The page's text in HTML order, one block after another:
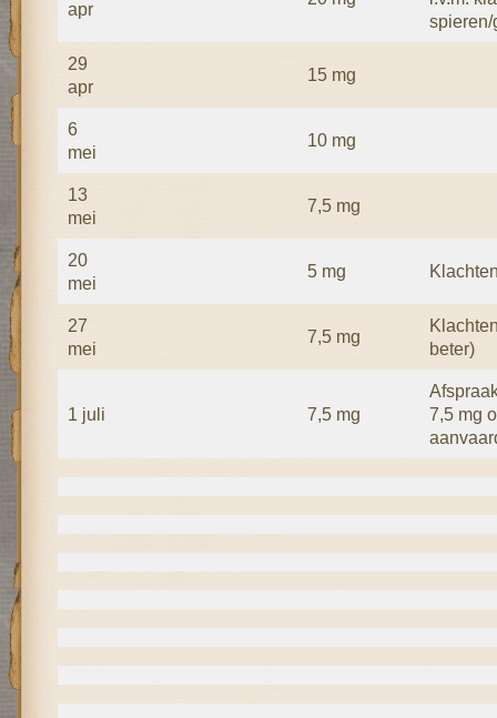
apr
spieren/
29
apr
15 mg
6
mei
10 mg
13
mei
7,5 mg
20
mei
5 mg
27
mei
7,5 mg
beter)
1 juli 7,5 mg
7,5 mg